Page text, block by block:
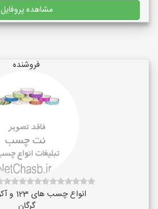
مشاهده پروفایل
فروشنده
انواع چسب های 123 و آکواریوم و...
گرگان